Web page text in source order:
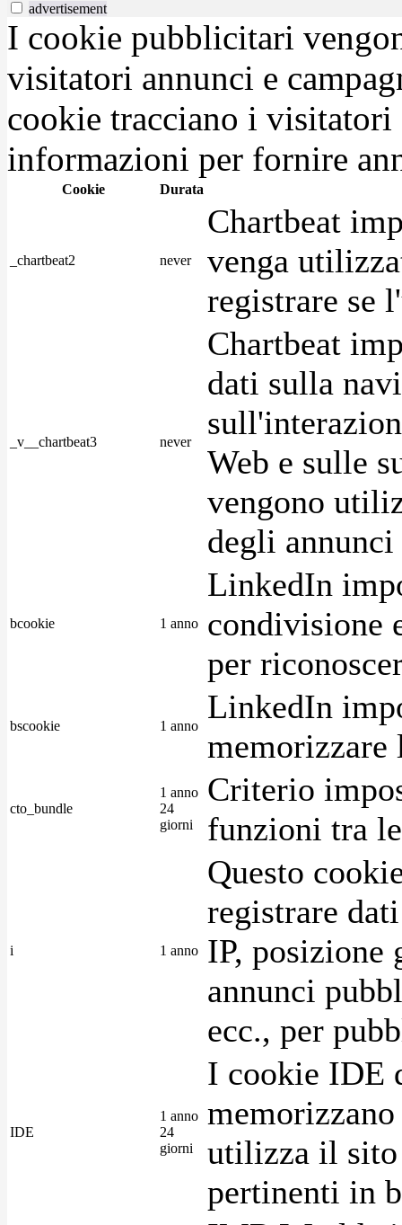
advertisement
I cookie pubblicitari
visitatori annunci e
cookie tracciano i visitatori
informazioni per fornire
Cookie Durata
_chartbeat2 never
Chartbeat
venga
registrare se
_v__chartbeat3 never
Chartbeat
dati sulla
Web e sulle
vengono
degli
bcookie 1 anno
LinkedIn
condivisione
per
bscookie 1 anno
LinkedIn
memorizzare
cto_bundle
1 anno
24
giorni
Criterio
funzioni tra
i 1 anno
Questo
registrare
IP, posizione
annunci
ecc., per
IDE
1 anno
24
giorni
I cookie IDE
utilizza il sito
pertinenti in